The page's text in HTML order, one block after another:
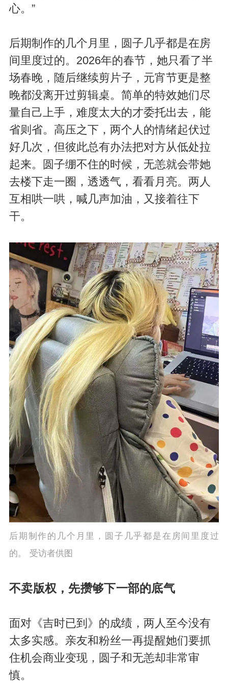
心。”
后期制作的几个月里，圆子几乎都是在房
间里度过的。2026年的春节，她只看了半
场春晚，随后继续剪片子，元宵节更是整
晚都没离开过剪辑桌。简单的特效她们尽
量自己上手，难度太大的才委托出去，能
省则省。高压之下，两个人的情绪起伏过
好几次，但彼此总有办法把对方从低处拉
起来。圆子绷不住的时候，无恙就会带她
去楼下走一圈，透透气，看看月亮。两人
互相哄一哄，喊几声加油，又接着往下
干。
后期制作的几个月里，圆子几乎都是在房间里度过
的。 受访者供图
不卖版权，先攒够下一部的底气
面对《吉时已到》的成绩，两人至今没有
太多实感。亲友和粉丝一再提醒她们要抓
住机会商业变现，圆子和无恙却非常审
慎。